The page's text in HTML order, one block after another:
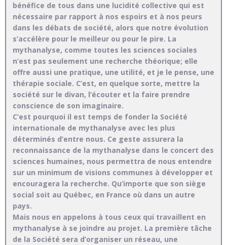
bénéfice de tous dans une lucidité collective qui est
nécessaire par rapport à nos espoirs et à nos peurs
dans les débats de société, alors que notre évolution
s’accélère pour le meilleur ou pour le pire. La
mythanalyse, comme toutes les sciences sociales
n’est pas seulement une recherche théorique; elle
offre aussi une pratique, une utilité, et je le pense, une
thérapie sociale. C’est, en quelque sorte, mettre la
société sur le divan, l’écouter et la faire prendre
conscience de son imaginaire.
C’est pourquoi il est temps de fonder la Société
internationale de mythanalyse avec les plus
déterminés d’entre nous. Ce geste assurera la
reconnaissance de la mythanalyse dans le concert des
sciences humaines, nous permettra de nous entendre
sur un minimum de visions communes à développer et
encouragera la recherche. Qu’importe que son siège
social soit au Québec, en France où dans un autre
pays.
Mais nous en appelons à tous ceux qui travaillent en
mythanalyse à se joindre au projet. La première tâche
de la Société sera d’organiser un réseau, une